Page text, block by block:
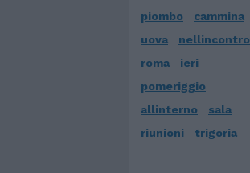
piombo
cammina
uova
nellincontro
roma
ieri
pomeriggio
allinterno
sala
riunioni
trigoria